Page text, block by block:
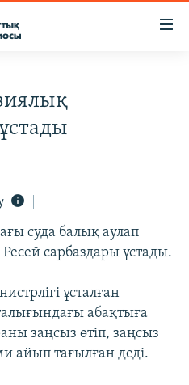
суда балық аулап
сарбаздары ұстады.
ұсталған
абақтыға
заңсыз өтіп, заңсыз
айып тағылған деді.